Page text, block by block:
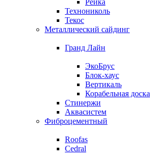
Рейка
Технониколь
Текос
Металлический сайдинг
Гранд Лайн
ЭкоБрус
Блок-хаус
Вертикаль
Корабельная доска
Стинержи
Аквасистем
Фиброцементный
Roofas
Cedral